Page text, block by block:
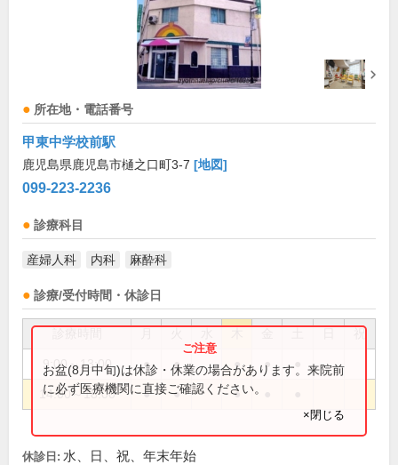
所在地・電話番号
甲東中学校前駅
鹿児島県鹿児島市樋之口町3-7 [地図]
099-223-2236
診療科目
産婦人科 内科 麻酔科
診療/受付時間・休診日
祝
9:00～13:00 ● ● ● ●
14:00～18:00 ● ● ●
お盆(8月中旬)は休診・休業の場合があります。来院前
に必ず医療機関に直接ご確認ください。
×閉じる
休診日: 水、日、祝、年末年始